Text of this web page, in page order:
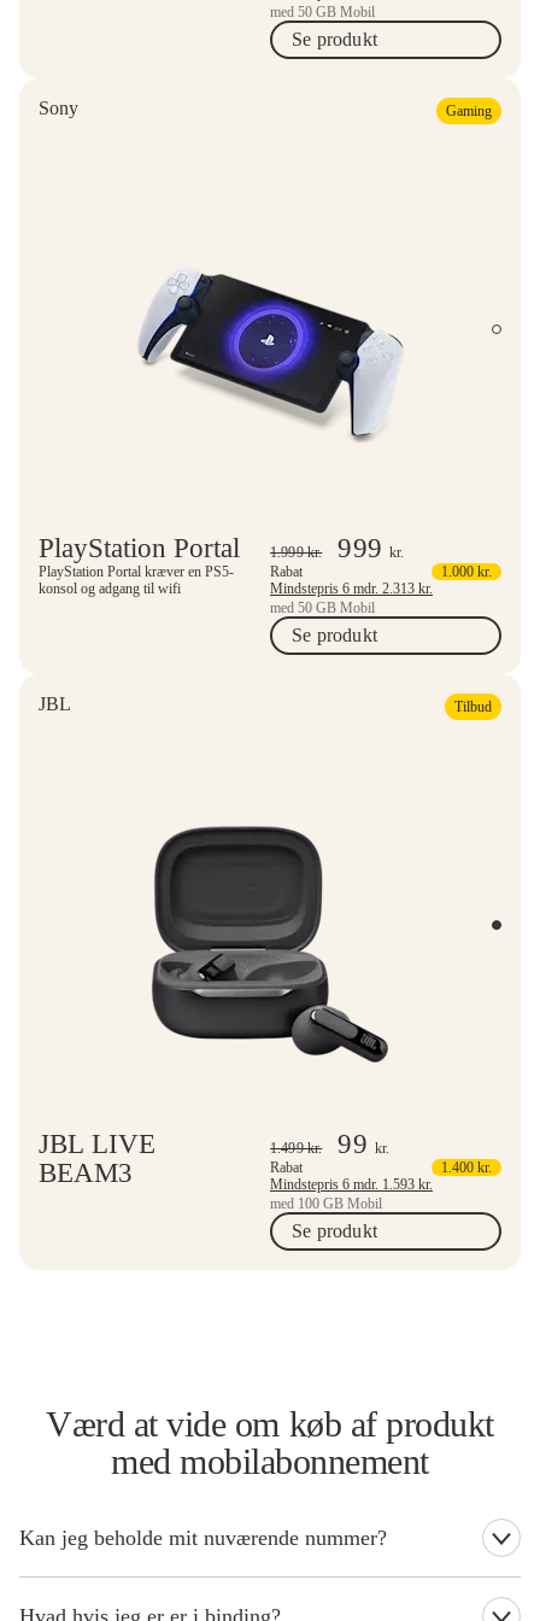
med 50 GB Mobil
Se produkt
Sony Gaming
PlayStation Portal
PlayStation Portal kræver en PS5-
konsol og adgang til wifi
1.999kr. 999 kr.
Rabat
1.000 kr.
Mindstepris 6 mdr. 2.313 kr.
med 50 GB Mobil
Se produkt
JBL Tilbud
JBL LIVE
BEAM3
1.499kr. 99 kr.
Rabat
1.400 kr.
Mindstepris 6 mdr. 1.593 kr.
med 100 GB Mobil
Se produkt
Værd at vide om køb af produkt
med mobilabonnement
Kan jeg beholde mit nuværende nummer?
beholde dit nuværende nummer.
Hvad hvis jeg er er i binding?